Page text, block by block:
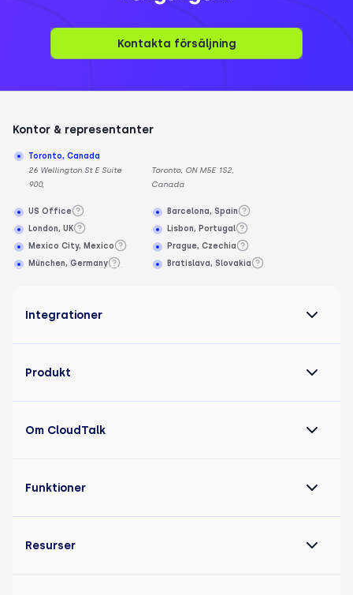
Kontakta försäljning
Kontor & representanter
Toronto, Canada
26 Wellington St E Suite
900,
Toronto, ON M5E 1S2,
Canada
US Office
London, UK
Mexico City, Mexico
München, Germany
Barcelona, Spain
Lisbon, Portugal
Prague, Czechia
Bratislava, Slovakia
Integrationer
Produkt
Om CloudTalk
Funktioner
Resurser